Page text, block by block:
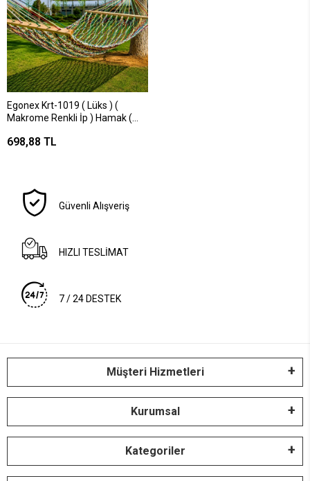
Egonex Krt-1019 ( Lüks ) (
Makrome Renkli İp ) Hamak (
150kg )*5=k
698,88 TL
Güvenli Alışveriş
HIZLI TESLİMAT
7 / 24 DESTEK
Müşteri Hizmetleri
Kurumsal
Kategoriler